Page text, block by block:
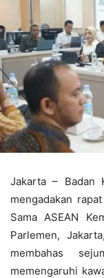
Jakarta – Badan
mengadakan
Sama ASEAN
Parlemen,
membahas
memengaruhi